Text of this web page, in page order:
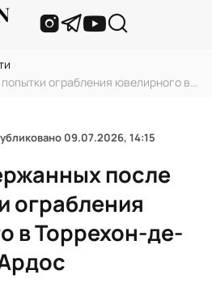
ограбления ювелирного в
09.07.2026, 14:15
после
ограбления
в Торрехон-де-